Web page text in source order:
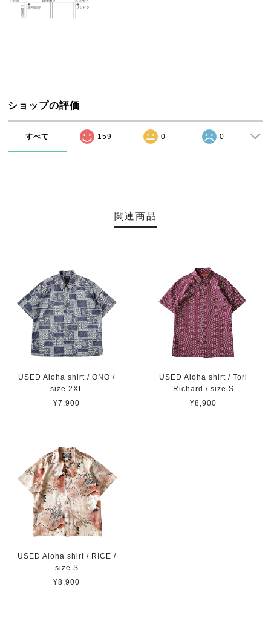
ショップの評価
すべて 159 0 0
関連商品
USED Aloha shirt / ONO /
size 2XL
¥7,900
USED Aloha shirt / Tori
Richard / size S
¥8,900
USED Aloha shirt / RICE /
size S
¥8,900